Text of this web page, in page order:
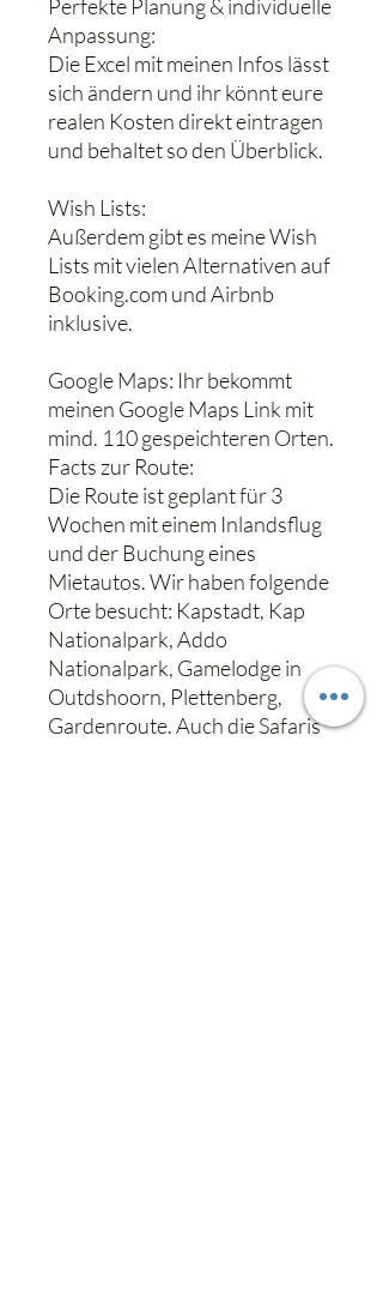
Perfekte Planung & individuelle
Anpassung:
Die Excel mit meinen Infos lässt
sich ändern und ihr könnt eure
realen Kosten direkt eintragen
und behaltet so den Überblick.
Wish Lists:
Außerdem gibt es meine Wish
Lists mit vielen Alternativen auf
Booking.com und Airbnb
inklusive.
Google Maps: Ihr bekommt
meinen Google Maps Link mit
mind. 110 gespeichteren Orten.
Facts zur Route:
Die Route ist geplant für 3
Wochen mit einem Inlandsflug
und der Buchung eines
Mietautos. Wir haben folgende
Orte besucht: Kapstadt, Kap
Nationalpark, Addo
Nationalpark, Gamelodge in
Outdshoorn, Plettenberg,
Gardenroute. Auch die Safaris